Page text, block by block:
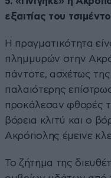
εξαιτίας του
Η πραγματικότητα
πλημμυρών στην
πάντοτε, ασχέτως
παλαιότερης
προκάλεσαν φθορές
βόρεια κλιτύ και ο
Ακρόπολης έμεινε
Το ζήτημα της